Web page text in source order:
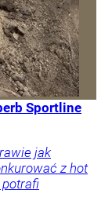
Sportline
jak
z hot
potrafi